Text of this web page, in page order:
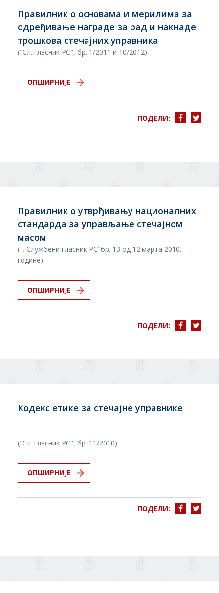
Правилник о основама и мерилима за
одређивање награде за рад и накнаде
трошкова стечајних управника
("Сл. гласник РС", бр. 1/2011 и 10/2012)
ОПШИРНИЈЕ
ПОДЕЛИ:
Правилник о утврђивању националних
стандарда за управљање стечајном
масом
( „ Службени гласник РС"бр. 13 од 12.марта 2010.
године)
ОПШИРНИЈЕ
ПОДЕЛИ:
Кодекс етике за стечајне управнике
("Сл. гласник РС", бр. 11/2010)
ОПШИРНИЈЕ
ПОДЕЛИ: